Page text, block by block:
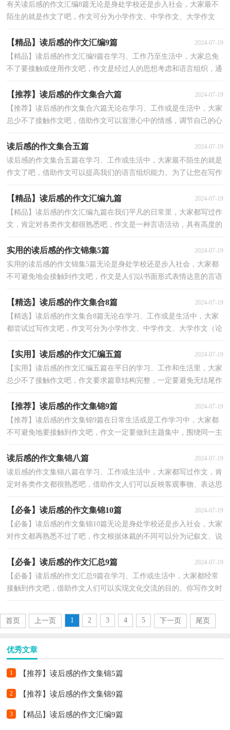
有关读后感的作文汇编8篇无论是身处学校还是步入社会，大家最不
陌生的就是作文了吧，作文可分为小学作文、中学作文、大学作文
【精品】读后感的作文汇编9篇 2024-07-19
【精品】读后感的作文汇编9篇在学习、工作乃至生活中，大家总免
不了要接触或使用作文吧，作文是经过人的思想考虑和语言组织，通
【推荐】读后感的作文集合六篇 2024-07-19
【推荐】读后感的作文集合六篇无论在学习、工作或是生活中，大家
总少不了接触作文吧，借助作文可以宣泄心中的情感，调节自己的心
读后感的作文集合五篇 2024-07-19
读后感的作文集合五篇在学习、工作或生活中，大家最不陌生的就是
作文了吧，借助作文可以提高我们的语言组织能力。为了让您在写作
【精品】读后感的作文汇编九篇 2024-07-19
【精品】读后感的作文汇编九篇在我们平凡的日常里，大家都写过作
文，肯定对各类作文都很熟悉吧，作文是一种言语活动，具有高度的
实用的读后感的作文锦集5篇 2024-07-19
实用的读后感的作文锦集5篇无论是身处学校还是步入社会，大家都
不可避免地会接触到作文吧，作文是人们以书面形式表情达意的言语
【精选】读后感的作文集合8篇 2024-07-19
【精选】读后感的作文集合8篇无论在学习、工作或是生活中，大家
都尝试过写作文吧，作文可分为小学作文、中学作文、大学作文（论
【实用】读后感的作文汇编五篇 2024-07-19
【实用】读后感的作文汇编五篇在平日的学习、工作和生活里，大家
总少不了接触作文吧，作文要求篇章结构完整，一定要避免无结尾作
【推荐】读后感的作文集锦9篇 2024-07-19
【推荐】读后感的作文集锦9篇在日常生活或是工作学习中，大家都
不可避免地要接触到作文吧，作文一定要做到主题集中，围绕同一主
读后感的作文集锦八篇 2024-07-19
读后感的作文集锦八篇在学习、工作或生活中，大家都写过作文，肯
定对各类作文都很熟悉吧，借助作文人们可以反映客观事物、表达思
【必备】读后感的作文集锦10篇 2024-07-19
【必备】读后感的作文集锦10篇无论是身处学校还是步入社会，大家
对作文都再熟悉不过了吧，作文根据体裁的不同可以分为记叙文、说
【必备】读后感的作文汇总9篇 2024-07-19
【必备】读后感的作文汇总9篇在学习、工作或生活中，大家都经常
接触到作文吧，借助作文人们可以实现文化交流的目的。你写作文时
首页 上一页 1 2 3 4 5 下一页 尾页
优秀文章
1 【推荐】读后感的作文集锦5篇
2 【推荐】读后感的作文集锦9篇
3 【精品】读后感的作文汇编9篇